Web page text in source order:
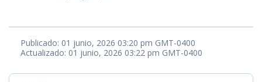
Publicado: 01 junio, 2026 03:20 pm GMT-0400
Actualizado: 01 junio, 2026 03:22 pm GMT-0400